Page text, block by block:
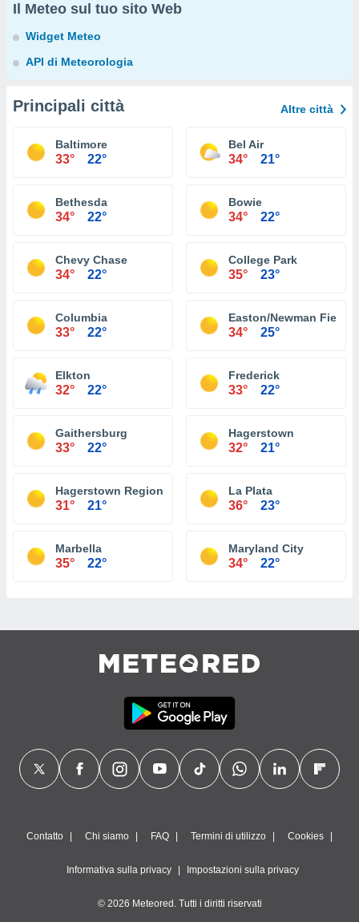
Il Meteo sul tuo sito Web
Widget Meteo
API di Meteorologia
Principali città Altre città
Baltimore
33° 22°
Bel Air
34° 21°
Bethesda
34° 22°
Bowie
34° 22°
Chevy Chase
34° 22°
College Park
35° 23°
Columbia
33° 22°
Easton/Newman Field
34° 25°
Elkton
32° 22°
Frederick
33° 22°
Gaithersburg
33° 22°
Hagerstown
32° 21°
Hagerstown Regional Airport
31° 21°
La Plata
36° 23°
Marbella
35° 22°
Maryland City
34° 22°
Contatto Chi siamo FAQ Termini di utilizzo Cookies
Informativa sulla privacy Impostazioni sulla privacy
© 2026 Meteored. Tutti i diritti riservati